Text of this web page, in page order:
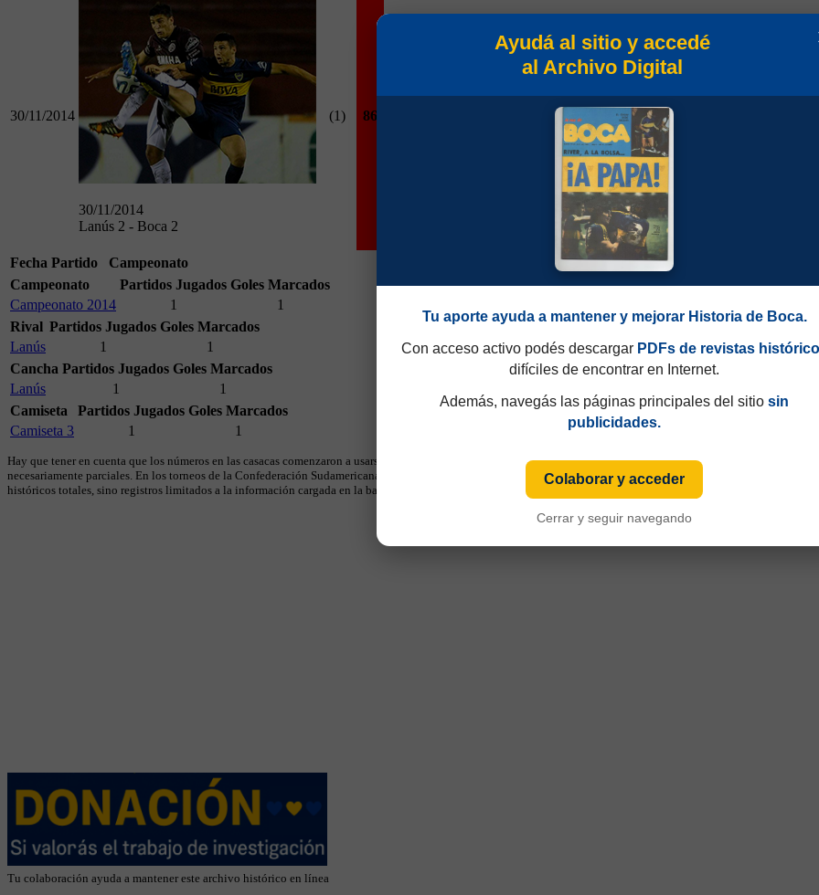
30/11/2014
30/11/2014
Lanús 2 - Boca 2
(1) 86
Fecha Partido
Campeonato
Campeonato
Partidos Jugados Goles Marcados
Campeonato 2014
1
1
Rival Partidos Jugados Goles Marcados
Lanús
1
1
Cancha Partidos Jugados Goles Marcados
Lanús
1
1
Camiseta
Partidos Jugados Goles Marcados
Camiseta 3
1 1
Hay que tener en cuenta que los números en las casacas comenzaron a usarse en 1949 y que hasta 1997 eran consecutivos, no fijos. Esa información aparecía sólo
necesariamente parciales. En los torneos de la Confederación Sudamericana se utiliza numeración fija desde sus primeras ediciones y, cuando ese dato está
históricos totales, sino registros limitados a la información cargada en la base.
Tu colaboración ayuda a mantener este archivo histórico en línea
Ayudá al sitio y accedé
al Archivo Digital
Tu aporte ayuda a mantener y mejorar Historia de Boca.
Con acceso activo podés descargar PDFs de revistas
difíciles de encontrar en Internet.
Además, navegás las páginas principales del sitio sin
publicidades.
Colaborar y acceder
Cerrar y seguir navegando